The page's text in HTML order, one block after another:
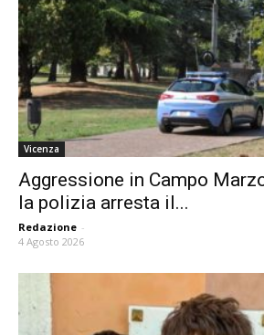
Vicenza
Aggressione in Campo
la polizia arresta il...
Redazione -
4 Agosto 2026